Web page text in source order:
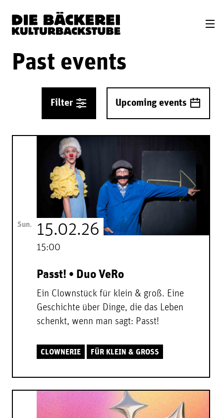
Past events
Filter Upcoming events
Sun. 15.02.26
15:00
Passt! • Duo VeRo
Ein Clownstück für klein & groß. Eine
Geschichte über Dinge, die das Leben
schenkt, wenn man sagt: Passt!
CLOWNERIE FÜR KLEIN & GROSS